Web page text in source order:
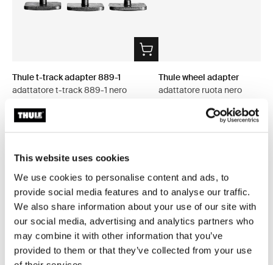
This website uses cookies
We use cookies to personalise content and ads, to
provide social media features and to analyse our traffic.
We also share information about your use of our site with
our social media, advertising and analytics partners who
may combine it with other information that you’ve
provided to them or that they’ve collected from your use
Thule t-track adapter 889-1
adattatore t-track 889-1 nero
20,95 €
Thule wheel adapter
adattatore ruota nero
Toggle overview
Descrizione del prodotto
Toggle features
Tutte le caratteristiche